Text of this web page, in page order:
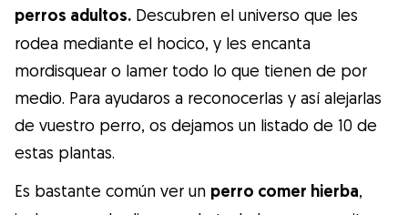
fuera un miembro más de su familia! Todas
las reservas incluyen Cobertura Veterinaria
y cancelación gratuíta
Descubre Gudog
perros adultos. Descubren el universo que les
rodea mediante el hocico, y les encanta
mordisquear o lamer todo lo que tienen de por
medio. Para ayudaros a reconocerlas y así alejarlas
de vuestro perro, os dejamos un listado de 10 de
estas plantas.
Es bastante común ver un perro comer hierba,